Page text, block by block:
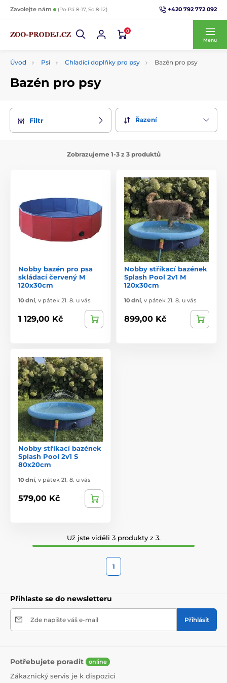
Zavolejte nám (Po-Pá 8-17, So 8-12) +420 792 772 092
0
Menu
Úvod Psi Chladící doplňky pro psy Bazén pro psy
Bazén pro psy
Filtr Řazení
Zobrazujeme 1-3 z 3 produktů
Nobby bazén pro psa
skládací červený M
120x30cm
10 dní, v pátek 21. 8. u vás
1 129,00 Kč
Nobby stříkací bazének
Splash Pool 2v1 M
120x30cm
10 dní, v pátek 21. 8. u vás
899,00 Kč
Nobby stříkací bazének
Splash Pool 2v1 S
80x20cm
10 dní, v pátek 21. 8. u vás
579,00 Kč
Už jste viděli 3 produkty z 3.
1
Přihlaste se do newsletteru
Zde napište váš e-mail Přihlásit
Potřebujete poradit online
Zákaznický servis je k dispozici